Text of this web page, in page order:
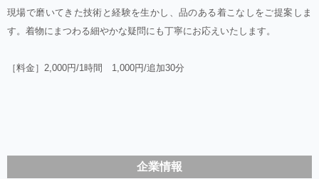
現場で磨いてきた技術と経験を生かし、品のある着こなしをご提案しま
す。着物にまつわる細やかな疑問にも丁寧にお応えいたします。
［料金］2,000円/1時間 1,000円/追加30分
企業情報